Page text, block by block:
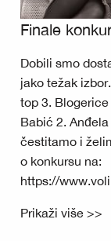
Finale
Dobili smo
jako težak
top 3.
Babić 2.
čestitamo i
o konkursu na:
https://
Prikaži više >>